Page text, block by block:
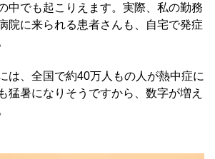
中でも起こりえます。実際、私の勤務
院に来られる患者さんも、自宅で発症
は、全国で約40万人もの人が熱中症に
猛暑になりそうですから、数字が増え